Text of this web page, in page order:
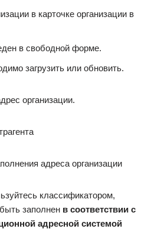
в карточке организации в
в свободной форме.
загрузить или обновить.
организации.
адреса организации
классификатором,
заполнен в соответствии с
адресной системой